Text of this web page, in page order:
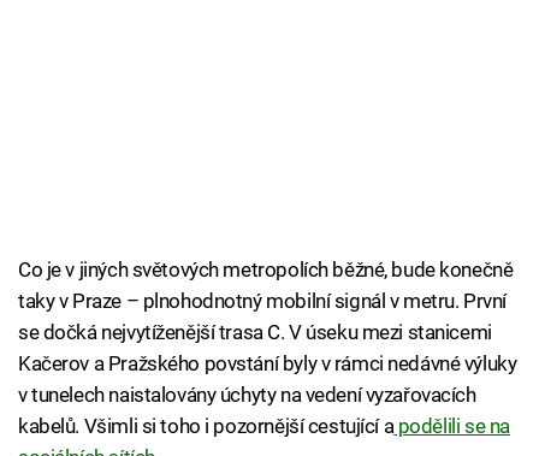
Co je v jiných světových metropolích běžné, bude konečně
taky v Praze – plnohodnotný mobilní signál v metru. První
se dočká nejvytíženější trasa C. V úseku mezi stanicemi
Kačerov a Pražského povstání byly v rámci nedávné výluky
v tunelech naistalovány úchyty na vedení vyzařovacích
kabelů. Všimli si toho i pozornější cestující apodělili se na